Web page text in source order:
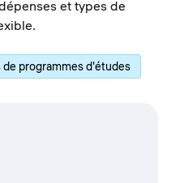
et types de
programmes d'études